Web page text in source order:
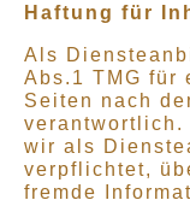
Haftung für
Als
Abs.1 TMG für
Seiten nach
verantwortlich.
wir als
verpflichtet,
fremde